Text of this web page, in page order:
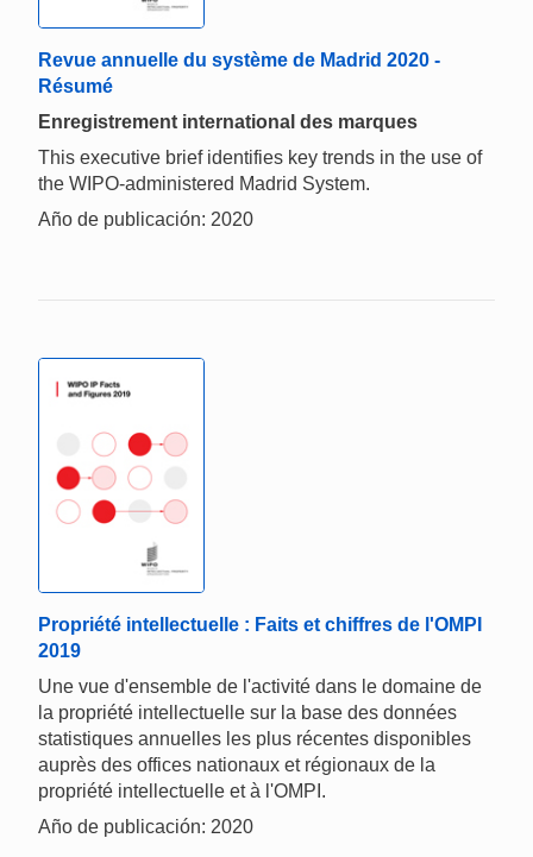
Revue annuelle du système de Madrid 2020 -
Résumé
Enregistrement international des marques
This executive brief identifies key trends in the use of
the WIPO-administered Madrid System.
Año de publicación: 2020
Propriété intellectuelle : Faits et chiffres de l'OMPI
2019
Une vue d'ensemble de l'activité dans le domaine de
la propriété intellectuelle sur la base des données
statistiques annuelles les plus récentes disponibles
auprès des offices nationaux et régionaux de la
propriété intellectuelle et à l'OMPI.
Año de publicación: 2020